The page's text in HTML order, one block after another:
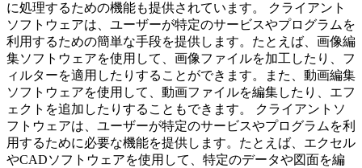
に処理するための機能も提供されています。 クライアント
ソフトウェアは、ユーザーが特定のサービスやプログラムを
利用するための簡単な手段を提供します。たとえば、画像編
集ソフトウェアを使用して、画像ファイルを加工したり、フ
ィルターを適用したりすることができます。また、動画編集
ソフトウェアを使用して、動画ファイルを編集したり、エフ
ェクトを追加したりすることもできます。 クライアントソ
フトウェアは、ユーザーが特定のサービスやプログラムを利
用するために必要な機能を提供します。たとえば、エクセル
やCADソフトウェアを使用して、特定のデータや図面を編